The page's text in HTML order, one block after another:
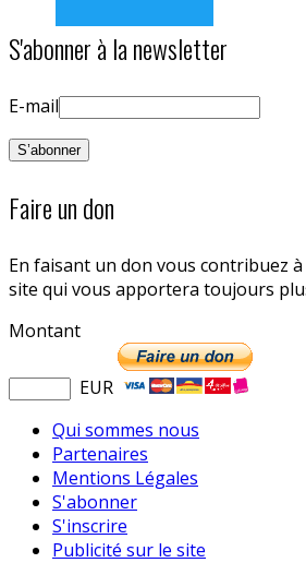
S'abonner à la newsletter
E-mail
Faire un don
En faisant un don vous contribuez
site qui vous apportera toujours
Montant
EUR
Qui sommes nous
Partenaires
Mentions Légales
S'abonner
S'inscrire
Publicité sur le site